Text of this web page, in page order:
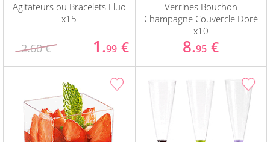
Agitateurs ou Bracelets Fluo
x15
2.60 € 1.99 €
Verrines Bouchon
Champagne Couvercle Doré
x10
8.95 €